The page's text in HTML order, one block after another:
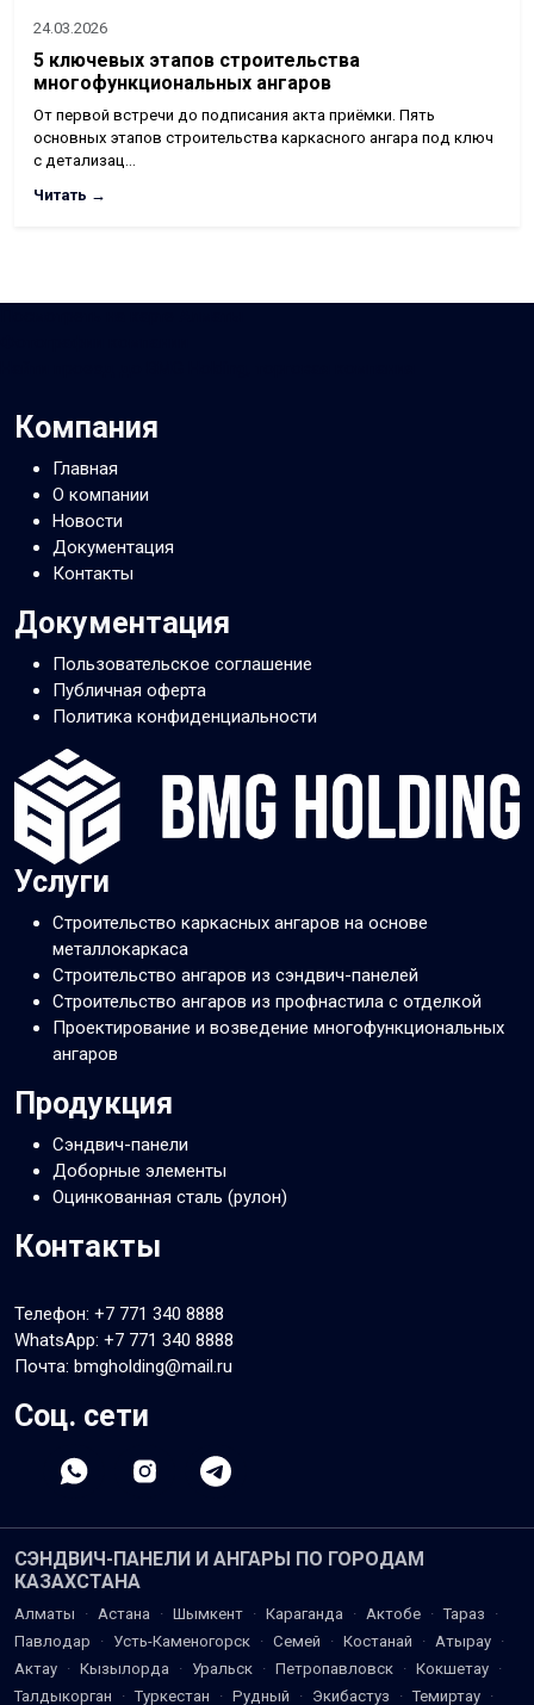
24.03.2026
5 ключевых этапов строительства
многофункциональных ангаров
От первой встречи до подписания акта приёмки. Пять
основных этапов строительства каркасного ангара под ключ
с детализац…
Читать →
Компания
Главная
О компании
Новости
Документация
Контакты
Документация
Пользовательское соглашение
Публичная оферта
Политика конфиденциальности
Услуги
Строительство каркасных ангаров на основе
металлокаркаса
Строительство ангаров из сэндвич-панелей
Строительство ангаров из профнастила с отделкой
Проектирование и возведение многофункциональных
ангаров
Продукция
Сэндвич-панели
Доборные элементы
Оцинкованная сталь (рулон)
Контакты
Телефон: +7 771 340 8888
WhatsApp: +7 771 340 8888
Почта: bmgholding@mail.ru
Соц. сети
СЭНДВИЧ-ПАНЕЛИ И АНГАРЫ ПО ГОРОДАМ
КАЗАХСТАНА
Алматы · Астана · Шымкент · Караганда · Актобе · Тараз
·
Павлодар
· Усть-Каменогорск · Семей · Костанай · Атырау ·
Актау · Кызылорда · Уральск · Петропавловск · Кокшетау ·
Талдыкорган
· Туркестан · Рудный · Экибастуз · Темиртау ·